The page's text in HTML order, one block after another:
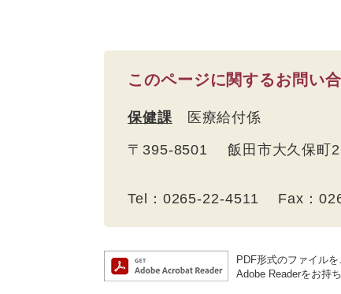
このページに関するお問い
保健課医療給付係
〒395-8501 飯田市大久保町
Tel：0265-22-4511 Fax：
PDF形式のファイル
Adobe Readerをお持